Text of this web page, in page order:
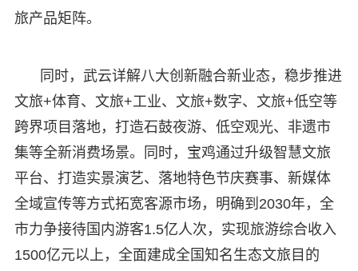
旅产品矩阵。
同时，武云详解八大创新融合新业态，稳步推进
文旅+体育、文旅+工业、文旅+数字、文旅+低空等
跨界项目落地，打造石鼓夜游、低空观光、非遗市
集等全新消费场景。同时，宝鸡通过升级智慧文旅
平台、打造实景演艺、落地特色节庆赛事、新媒体
全域宣传等方式拓宽客源市场，明确到2030年，全
市力争接待国内游客1.5亿人次，实现旅游综合收入
1500亿元以上，全面建成全国知名生态文旅目的